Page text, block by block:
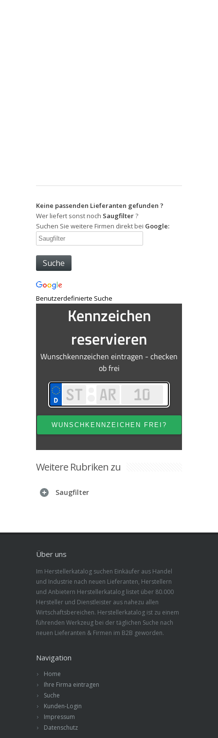
Keine passenden Lieferanten gefunden ?
Wer liefert sonst noch Saugfilter?
Suchen Sie weitere Firmen direkt bei Google:
Benutzerdefinierte Suche
Weitere Rubriken zu
Saugfilter
Über uns
Im Herstellerkatalog suchen Einkäufer aus Handel
und Industrie nach neuen Lieferanten, Herstellern
und Anbietern Herstellerkatalog listet über 80.000
Hersteller und Dienstleister aus nahezu allen
Wirtschaftsbereichen. Herstellerkatalog ist zu einem
führenden Werkzeug bei der täglichen Suche nach
neuen Lieferanten & Firmen im B2B geworden.
Navigation
Home
Ihre Firma eintragen
Suche
Kunden-Login
Impressum
Datenschutz